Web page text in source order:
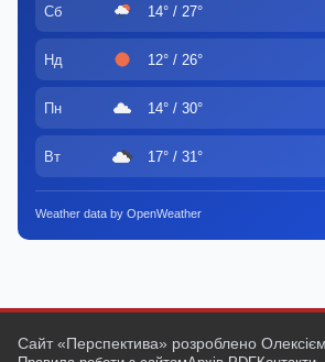
Сб 14° / 27°
Нд 12° / 26°
Пн 14° / 30°
Вт 17° / 31°
Weather data by OpenWeather
Сайт «Перспектива» розроблено Олексієм